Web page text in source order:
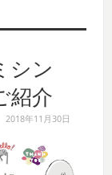
シン
紹介
2018年11月30日